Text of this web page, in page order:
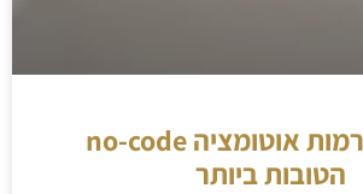
9 פלטפורמות אוטומציה no-code
הטובות ביותר